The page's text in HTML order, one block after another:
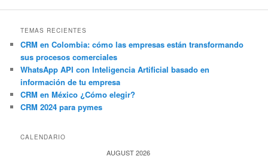
TEMAS RECIENTES
CRM en Colombia: cómo las empresas están transformando
sus procesos comerciales
WhatsApp API con Inteligencia Artificial basado en
información de tu empresa
CRM en México ¿Cómo elegir?
CRM 2024 para pymes
CALENDARIO
AUGUST 2026